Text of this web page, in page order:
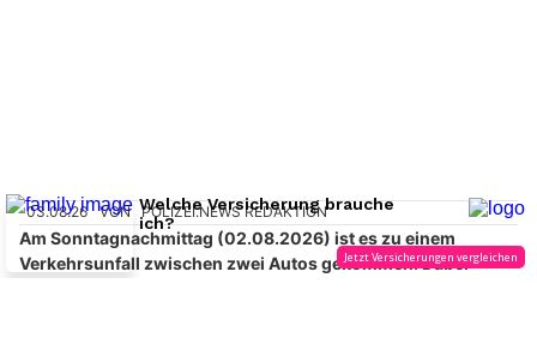
(2) und Bub (5) unter den Verletzten